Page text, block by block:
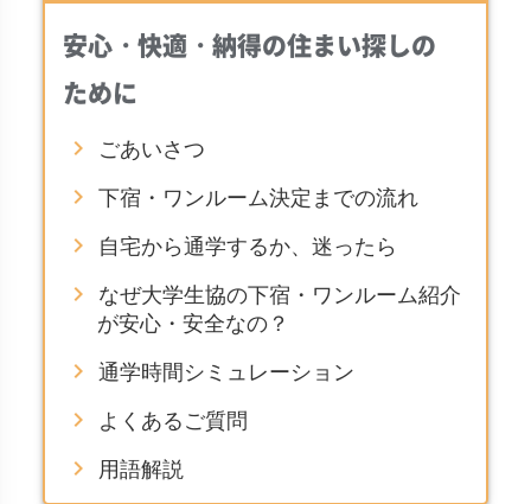
安心・快適・納得の住まい探しの
ために
chevron_right ごあいさつ
chevron_right 下宿・ワンルーム決定までの流れ
chevron_right 自宅から通学するか、迷ったら
chevron_right
なぜ大学生協の下宿・ワンルーム紹介
が安心・安全なの？
chevron_right 通学時間シミュレーション
chevron_right よくあるご質問
chevron_right 用語解説